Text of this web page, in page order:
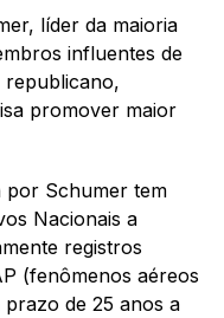
líder da maioria
influentes de
republicano,
promover maior
por Schumer tem
Nacionais a
registros
(fenômenos aéreos
de 25 anos a